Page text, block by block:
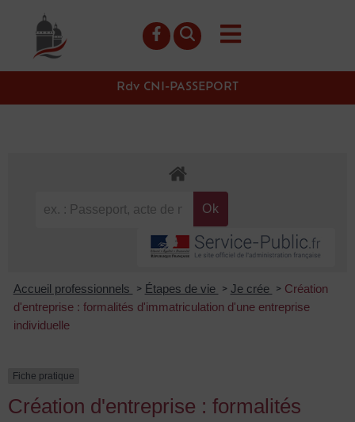
principal
Rdv CNI-PASSEPORT
Accueil professionnels > Étapes de vie > Je crée > Création
d'entreprise : formalités d'immatriculation d'une entreprise
individuelle
Fiche pratique
Création d'entreprise : formalités